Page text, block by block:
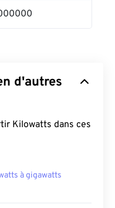
d'autres
Kilowatts dans ces
à gigawatts